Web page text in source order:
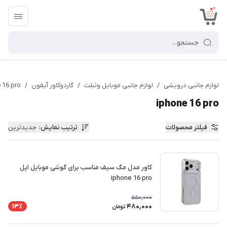
لوازم جانبی درویشی / لوازم جانبی موبایل وتبلت / گاردوکاور آیفون /
16 pro
iphone 16 pro
فیلتر محصولات ترتیب نمایش: جدیدترین
کاور مدل مگ سیف مناسب برای گوشی موبایل اپل
iphone 16 pro
550,000
480,000 تومان 13٪